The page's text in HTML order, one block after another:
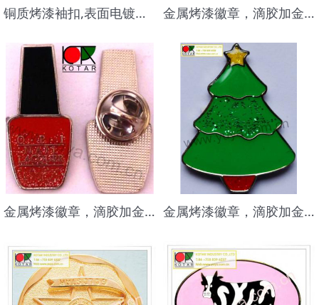
铜质烤漆袖扣,表面电镀颜色 金属烤漆徽章，滴胶加金葱粉徽章，金属徽章
金属烤漆徽章，滴胶加金葱粉徽章，金属徽章，广告礼品徽章 金属烤漆徽章，滴胶加金葱粉徽章，金属徽章